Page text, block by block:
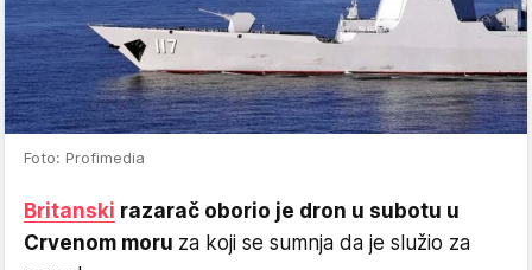
Foto: Profimedia
Britanski razarač oborio je dron u subotu u
Crvenom moru za koji se sumnja da je služio za